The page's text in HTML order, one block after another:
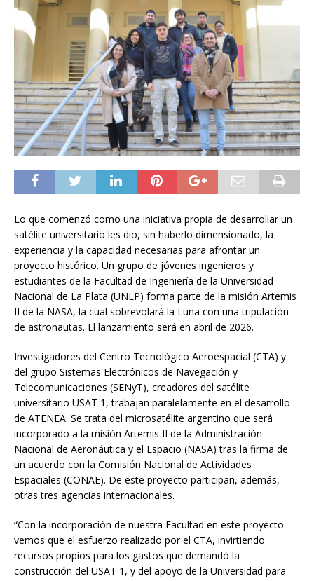
Lo que comenzó como una iniciativa propia de desarrollar un
satélite universitario les dio, sin haberlo dimensionado, la
experiencia y la capacidad necesarias para afrontar un
proyecto histórico. Un grupo de jóvenes ingenieros y
estudiantes de la Facultad de Ingeniería de la Universidad
Nacional de La Plata (UNLP) forma parte de la misión Artemis
II de la NASA, la cual sobrevolará la Luna con una tripulación
de astronautas. El lanzamiento será en abril de 2026.
Investigadores del Centro Tecnológico Aeroespacial (CTA) y
del grupo Sistemas Electrónicos de Navegación y
Telecomunicaciones (SENyT), creadores del satélite
universitario USAT 1, trabajan paralelamente en el desarrollo
de ATENEA. Se trata del microsatélite argentino que será
incorporado a la misión Artemis II de la Administración
Nacional de Aeronáutica y el Espacio (NASA) tras la firma de
un acuerdo con la Comisión Nacional de Actividades
Espaciales (CONAE). De este proyecto participan, además,
otras tres agencias internacionales.
“Con la incorporación de nuestra Facultad en este proyecto
vemos que el esfuerzo realizado por el CTA, invirtiendo
recursos propios para los gastos que demandó la
construcción del USAT 1, y del apoyo de la Universidad para